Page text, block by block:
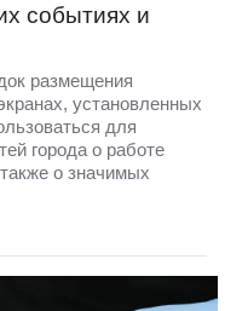
событиях и
размещения
установленных
для
города о работе
о значимых